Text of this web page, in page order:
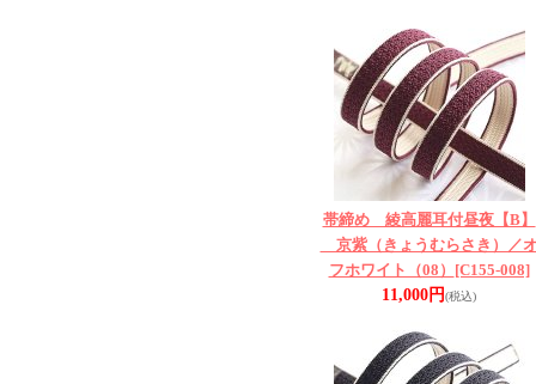
帯締め 綾高麗耳付昼夜【B】
京紫（きょうむらさき）／
フホワイト（08） [C155-008]
11,000円(税込)